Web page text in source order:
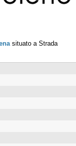
situato a Strada